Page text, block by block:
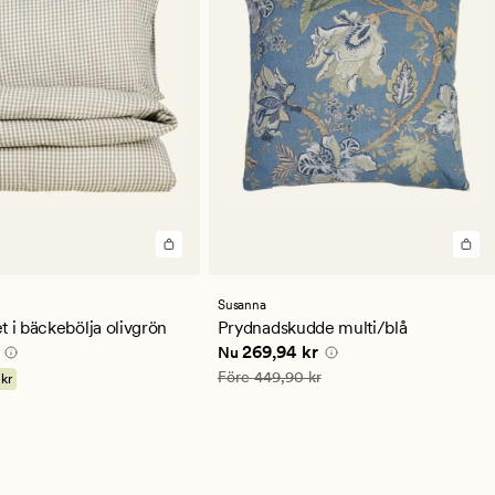
i bäckebölja olivgrön
kr
Susanna
Prydnadskudde multi/blå
Nuvarande pris
Nu 269,94 kr
Ordinarie pris 449,90 kr
Före449,90 kr